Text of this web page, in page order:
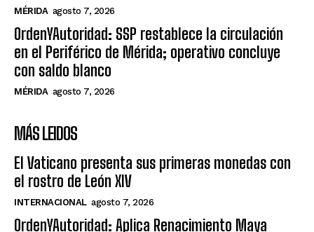
MÉRIDA agosto 7, 2026
OrdenYAutoridad: SSP restablece la circulación
en el Periférico de Mérida; operativo concluye
con saldo blanco
MÉRIDA agosto 7, 2026
MÁS LEIDOS
El Vaticano presenta sus primeras monedas con
el rostro de León XIV
INTERNACIONAL agosto 7, 2026
OrdenYAutoridad: Aplica Renacimiento Maya